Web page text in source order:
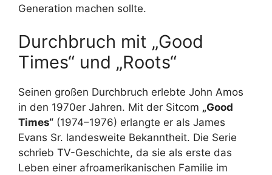
Generation machen sollte.
Durchbruch mit „Good
Times“ und „Roots“
Seinen großen Durchbruch erlebte John Amos
in den 1970er Jahren. Mit der Sitcom „Good
Times“ (1974–1976) erlangte er als James
Evans Sr. landesweite Bekanntheit. Die Serie
schrieb TV-Geschichte, da sie als erste das
Leben einer afroamerikanischen Familie im